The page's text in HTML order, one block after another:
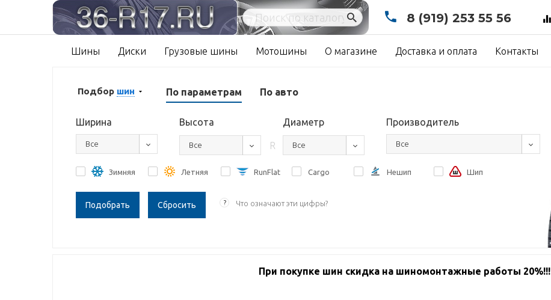
8 (919) 253 55 56
Шины Диски Грузовые шины Мотошины О магазине Доставка и оплата Контакты
По параметрам По авто
Подбор шин
Ширина
Все
Высота
Все
Диаметр
R Все
Производитель
Все
Зимняя Летняя RunFlat Cargo Нешип Шип
Сбросить ? Что означают эти цифры?
При покупке шин скидка на шиномонтажные работы 20%!!!